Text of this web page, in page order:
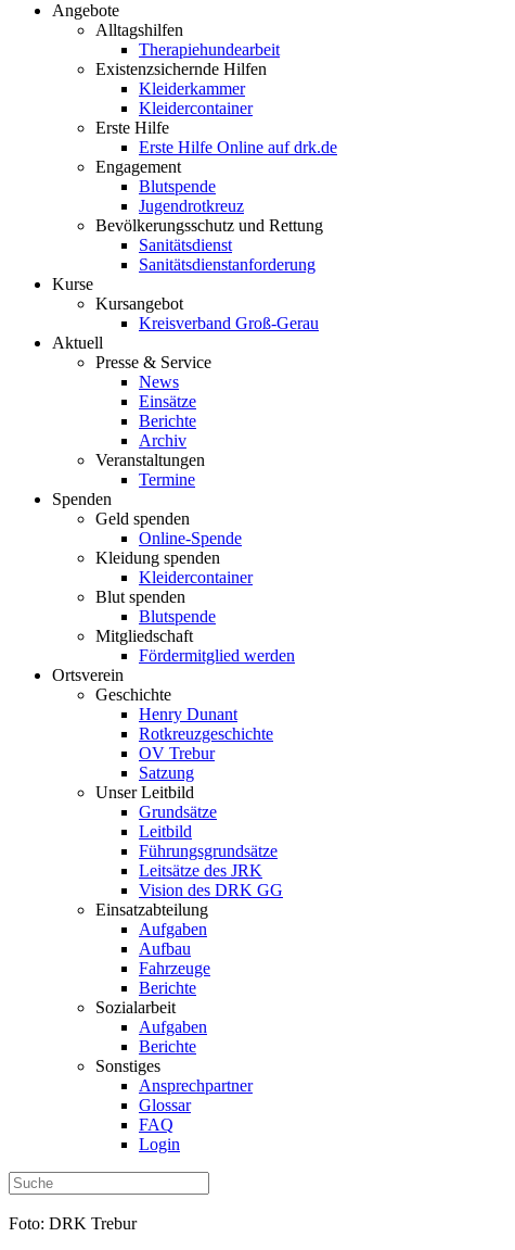
Angebote
Alltagshilfen
Therapiehundearbeit
Existenzsichernde Hilfen
Kleiderkammer
Kleidercontainer
Erste Hilfe
Erste Hilfe Online auf drk.de
Engagement
Blutspende
Jugendrotkreuz
Bevölkerungsschutz und Rettung
Sanitätsdienst
Sanitätsdienstanforderung
Kurse
Kursangebot
Kreisverband Groß-Gerau
Aktuell
Presse & Service
News
Einsätze
Berichte
Archiv
Veranstaltungen
Termine
Spenden
Geld spenden
Online-Spende
Kleidung spenden
Kleidercontainer
Blut spenden
Blutspende
Mitgliedschaft
Fördermitglied werden
Ortsverein
Geschichte
Henry Dunant
Rotkreuzgeschichte
OV Trebur
Satzung
Unser Leitbild
Grundsätze
Leitbild
Führungsgrundsätze
Leitsätze des JRK
Vision des DRK GG
Einsatzabteilung
Aufgaben
Aufbau
Fahrzeuge
Berichte
Sozialarbeit
Aufgaben
Berichte
Sonstiges
Ansprechpartner
Glossar
FAQ
Login
Foto: DRK Trebur